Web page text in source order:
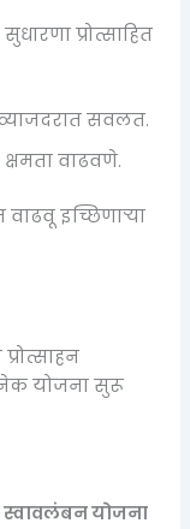
प्रोत्साहित
व्याजदरात सवलत.
क्षमता वाढवणे.
इच्छिणाऱ्या
योजना सुरू
स्वावलंबन योजना